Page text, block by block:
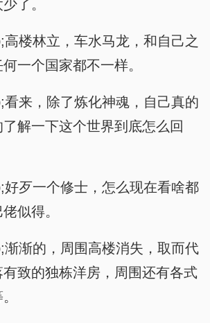
了。
高楼林立，车水马龙，和自己之
一个国家都不一样。
看来，除了炼化神魂，自己真的
解一下这个世界到底怎么回
好歹一个修士，怎么现在看啥都
似得。
渐渐的，周围高楼消失，取而代
致的独栋洋房，周围还有各式